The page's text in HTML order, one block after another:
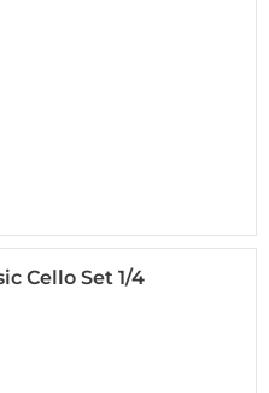
Cello Set 1/4